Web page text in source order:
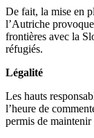
De fait, la mise en
l’Autriche
frontières avec la
réfugiés.
Légalité
Les hauts
l’heure de
permis de